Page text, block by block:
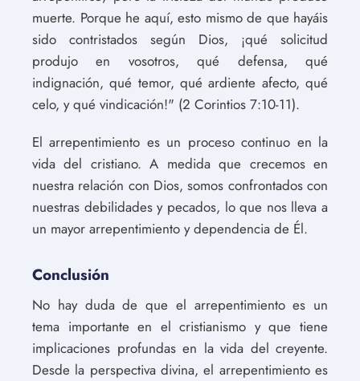
muerte. Porque he aquí, esto mismo de que hayáis
sido contristados según Dios, ¡qué solicitud
produjo en vosotros, qué defensa, qué
indignación, qué temor, qué ardiente afecto, qué
celo, y qué vindicación!" (2 Corintios 7:10-11).
El arrepentimiento es un proceso continuo en la
vida del cristiano. A medida que crecemos en
nuestra relación con Dios, somos confrontados con
nuestras debilidades y pecados, lo que nos lleva a
un mayor arrepentimiento y dependencia de Él.
Conclusión
No hay duda de que el arrepentimiento es un
tema importante en el cristianismo y que tiene
implicaciones profundas en la vida del creyente.
Desde la perspectiva divina, el arrepentimiento es